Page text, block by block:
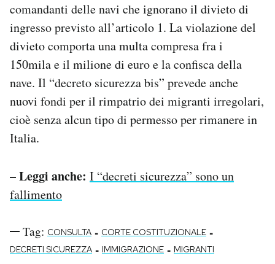
comandanti delle navi che ignorano il divieto di
ingresso previsto all’articolo 1. La violazione del
divieto comporta una multa compresa fra i
150mila e il milione di euro e la confisca della
nave. Il “decreto sicurezza bis” prevede anche
nuovi fondi per il rimpatrio dei migranti irregolari,
cioè senza alcun tipo di permesso per rimanere in
Italia.
– Leggi anche: I “decreti sicurezza” sono un
fallimento
Tag: CONSULTA - CORTE COSTITUZIONALE -
DECRETI SICUREZZA - IMMIGRAZIONE - MIGRANTI